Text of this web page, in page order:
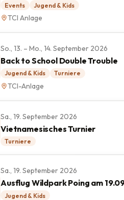
Events Jugend & Kids
TCI Anlage
So., 13. – Mo., 14. September 2026
Back to School Double Trouble
Jugend & Kids Turniere
TCI-Anlage
Sa., 19. September 2026
Vietnamesisches Turnier
Turniere
Sa., 19. September 2026
Ausflug Wildpark Poing am
Jugend & Kids